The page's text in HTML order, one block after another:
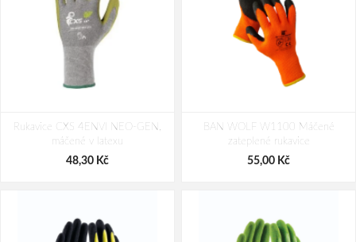
Rukavice CXS 4ENVI NEO-GEN,
máčené v latexu
48,30 Kč
BAN WOLF W1100 Máčené
zateplené rukavice
55,00 Kč